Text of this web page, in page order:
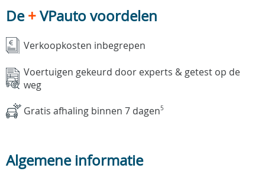
De+VPauto voordelen
Verkoopkosten inbegrepen
Voertuigen gekeurd door experts & getest op de
weg
Gratis afhaling binnen 7 dagen5
Algemene informatie